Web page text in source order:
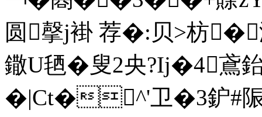
圆撀j褂 荐�:贝>枋�
鏾U毢�叟2央?Ij�4鳶
�|Ct�^'卫�3鈩#